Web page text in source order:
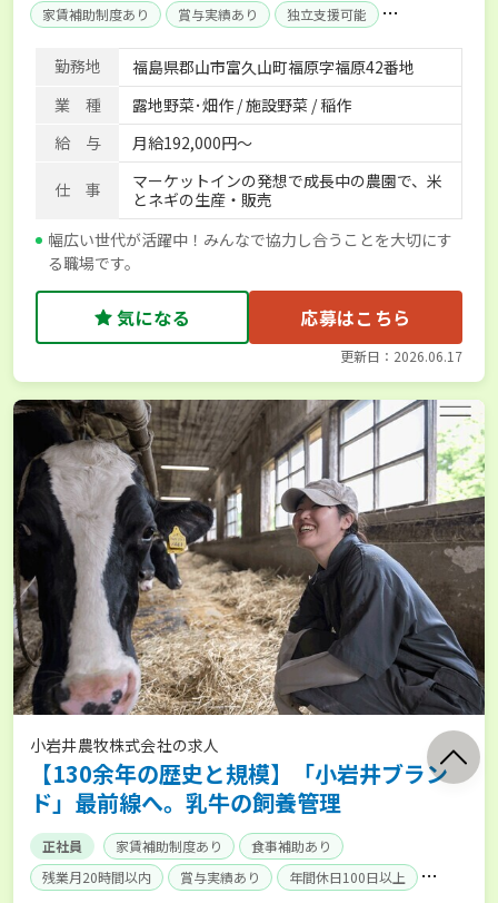
家賃補助制度あり
賞与実績あり
独立支援可能
社会保険完備
寮･社宅相談可
勤務地
福島県郡山市富久山町福原字福原42番地
業 種
露地野菜･畑作 / 施設野菜 / 稲作
給 与
月給192,000円～
仕 事
マーケットインの発想で成長中の農園で、米
とネギの生産・販売
幅広い世代が活躍中！みんなで協力し合うことを大切にす
る職場です。
気になる 応募はこちら
更新日：2026.06.17
小岩井農牧株式会社の求人
【130余年の歴史と規模】「小岩井ブラン
ド」最前線へ。乳牛の飼養管理
正社員 家賃補助制度あり
食事補助あり
残業月20時間以内
賞与実績あり
年間休日100日以上